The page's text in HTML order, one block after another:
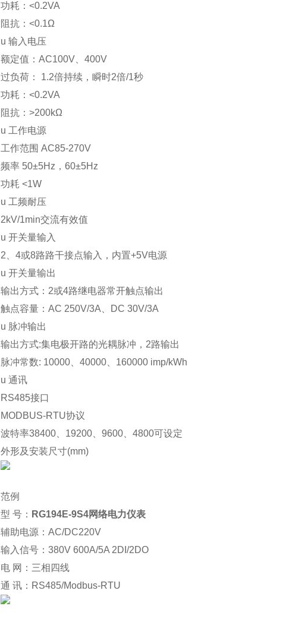
功耗：<0.2VA
阻抗：<0.1Ω
u 输入电压
额定值：AC100V、400V
过负荷： 1.2倍持续，瞬时2倍/1秒
功耗：<0.2VA
阻抗：>200kΩ
u 工作电源
工作范围 AC85-270V
频率 50±5Hz，60±5Hz
功耗 <1W
u 工频耐压
2kV/1min交流有效值
u 开关量输入
2 、4或8路路干接点输入，内置+5V电源
u 开关量输出
输出方式：2或4路继电器常开触点输出
触点容量：AC 250V/3A、DC 30V/3A
u 脉冲输出
输出方式:集电极开路的光耦脉冲，2路输出
脉冲常数: 10000、40000、160000 imp/kWh
u 通讯
RS485接口
MODBUS-RTU协议
波特率38400、19200、9600、4800可设定
外形及安装尺寸(mm)
范例
型 号： RG194E-9S4网络电力仪表
辅助电源：AC/DC220V
输入信号：380V 600A/5A 2DI/2DO
电 网：三相四线
通 讯：RS485/Modbus-RTU